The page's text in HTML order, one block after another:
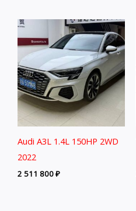
Audi A3L 1.4L 150HP 2WD
2022
2 511 800₽